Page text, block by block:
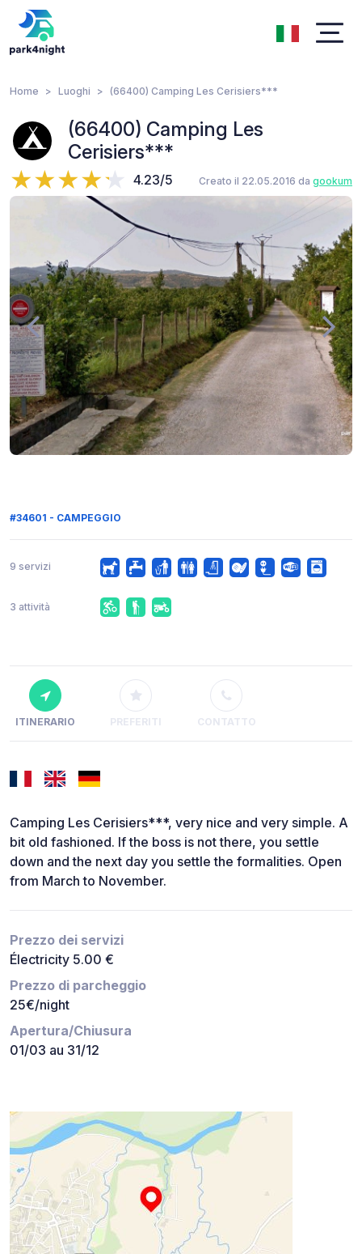
Home Luoghi (66400) Camping Les Cerisiers***
(66400) Camping Les
Cerisiers***
4.23/5 Creato il 22.05.2016 da gookum
#34601 - CAMPEGGIO
9 servizi
3 attività
ITINERARIO PREFERITI CONTATTO
Camping Les Cerisiers***, very nice and very simple. A
bit old fashioned. If the boss is not there, you settle
down and the next day you settle the formalities. Open
from March to November.
Prezzo dei servizi
Électricity 5.00 €
Prezzo di parcheggio
25€/night
Apertura/Chiusura
01/03 au 31/12